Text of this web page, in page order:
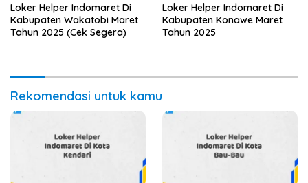
Loker Helper Indomaret Di
Kabupaten Wakatobi Maret
Tahun 2025 (Cek Segera)
Loker Helper Indomaret Di
Kabupaten Konawe Maret
Tahun 2025
Rekomendasi untuk kamu